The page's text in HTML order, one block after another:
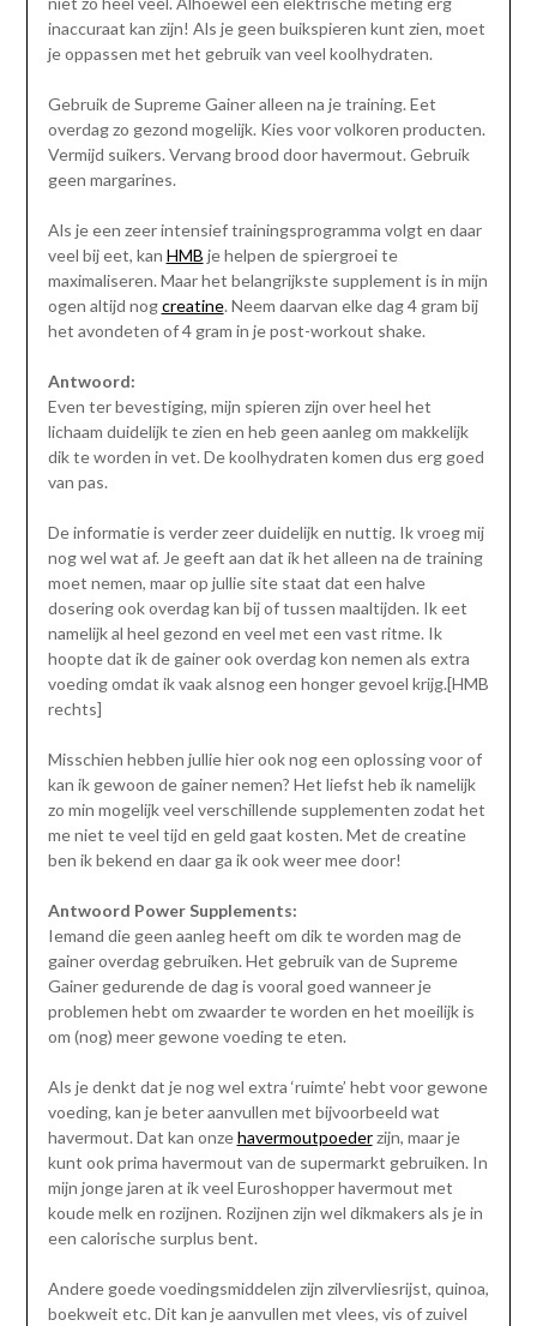
inaccuraat kan zijn! Als je geen buikspieren kunt zien, moet
je oppassen met het gebruik van veel koolhydraten.
Gebruik de Supreme Gainer alleen na je training. Eet
overdag zo gezond mogelijk. Kies voor volkoren producten.
Vermijd suikers. Vervang brood door havermout. Gebruik
geen margarines.
Als je een zeer intensief trainingsprogramma volgt en daar
veel bij eet, kan HMB je helpen de spiergroei te
maximaliseren. Maar het belangrijkste supplement is in mijn
ogen altijd nogcreatine. Neem daarvan elke dag 4 gram bij
het avondeten of 4 gram in je post-workout shake.
Antwoord:
Even ter bevestiging, mijn spieren zijn over heel het
lichaam duidelijk te zien en heb geen aanleg om makkelijk
dik te worden in vet. De koolhydraten komen dus erg goed
van pas.
De informatie is verder zeer duidelijk en nuttig. Ik vroeg mij
nog wel wat af. Je geeft aan dat ik het alleen na de training
moet nemen, maar op jullie site staat dat een halve
dosering ook overdag kan bij of tussen maaltijden. Ik eet
namelijk al heel gezond en veel met een vast ritme. Ik
hoopte dat ik de gainer ook overdag kon nemen als extra
voeding omdat ik vaak alsnog een honger gevoel krijg.[HMB
rechts]
Misschien hebben jullie hier ook nog een oplossing voor of
kan ik gewoon de gainer nemen? Het liefst heb ik namelijk
zo min mogelijk veel verschillende supplementen zodat het
me niet te veel tijd en geld gaat kosten. Met de creatine
ben ik bekend en daar ga ik ook weer mee door!
Antwoord Power Supplements:
Iemand die geen aanleg heeft om dik te worden mag de
gainer overdag gebruiken. Het gebruik van de Supreme
Gainer gedurende de dag is vooral goed wanneer je
problemen hebt om zwaarder te worden en het moeilijk is
om (nog) meer gewone voeding te eten.
Als je denkt dat je nog wel extra ‘ruimte’ hebt voor gewone
voeding, kan je beter aanvullen met bijvoorbeeld wat
havermout. Dat kan onzehavermoutpoederzijn, maar je
kunt ook prima havermout van de supermarkt gebruiken. In
mijn jonge jaren at ik veel Euroshopper havermout met
koude melk en rozijnen. Rozijnen zijn wel dikmakers als je in
een calorische surplus bent.
Andere goede voedingsmiddelen zijn zilvervliesrijst, quinoa,
boekweit etc. Dit kan je aanvullen met vlees, vis of zuivel